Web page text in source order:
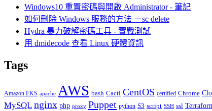
Windows10 重置密碼與開啟 Administrator - 筆記
如何刪除 Windows 服務的方法 －sc delete
Hydra 暴力破解密碼工具 - 實戰測試
用 dmidecode 查看 Linux 硬體資訊
Tags
Amazon EKS apache AWS bash Cacti CentOS certified Chrome
MySQL nginx php proxy Puppet python S3 script SSH ssl